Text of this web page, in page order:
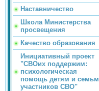
Наставничество
Школа Министерства
просвещения
Качество образования
Инициативный проект
"СВОих поддержим:
психологическая
помощь детям и семьм
участников СВО"